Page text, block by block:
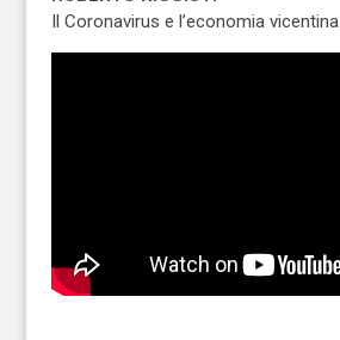
Il Coronavirus e l’economia vicentina